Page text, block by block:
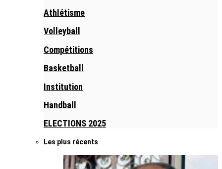
Athlétisme
Volleyball
Compétitions
Basketball
Institution
Handball
ELECTIONS 2025
Les plus récents